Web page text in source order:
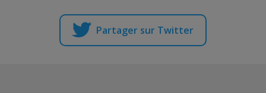
Partager sur Twitter